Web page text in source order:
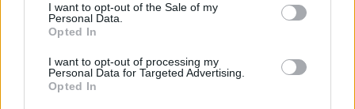
I want to opt-out of the Sale of my
Personal Data.
Opted In
I want to opt-out of processing my
Personal Data for Targeted Advertising.
Opted In
Eventos internacionales de cultura
Los mejores canales de Youtube según
nuestra audiencia. ¡Participa!
Crea una cuenta atrás para el evento que